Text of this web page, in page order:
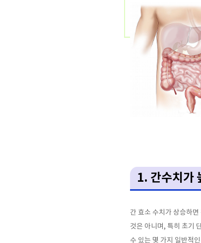
1. 간수치가
간 효소 수치가 상승하
것은 아니며, 특히 초기
수 있는 몇 가지 일반적